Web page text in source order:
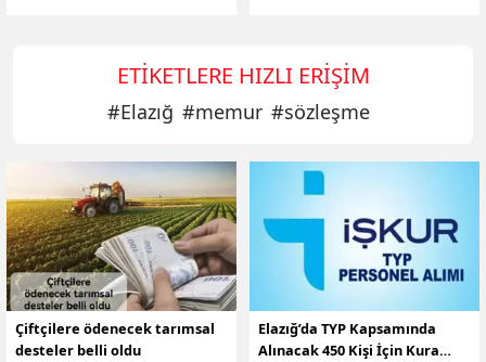
ETIKETLERE HIZLI ERIŞIM
#Elazığ #memur #sözleşme
Çiftçilere ödenecek tarımsal
desteler belli oldu
Elazığ’da TYP Kapsamında
Alınacak 450 Kişi İçin Kura